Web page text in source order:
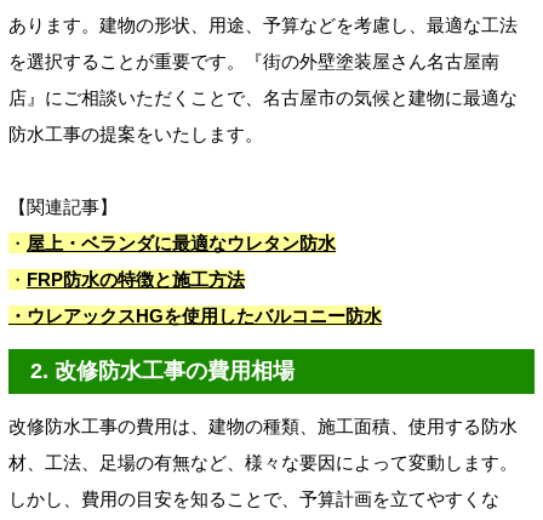
あります。建物の形状、用途、予算などを考慮し、最適な工法
を選択することが重要です。『街の外壁塗装屋さん名古屋南
店』にご相談いただくことで、名古屋市の気候と建物に最適な
防水工事の提案をいたします。
【関連記事】
・ 屋上・ベランダに最適なウレタン防水
・ FRP防水の特徴と施工方法
・ウレアックスHGを使用したバルコニー防水
2. 改修防水工事の費用相場
改修防水工事の費用は、建物の種類、施工面積、使用する防水
材、工法、足場の有無など、様々な要因によって変動します。
しかし、費用の目安を知ることで、予算計画を立てやすくな